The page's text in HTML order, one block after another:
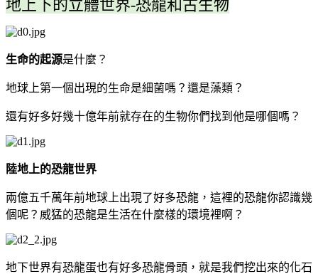
地上下的立體世界-恐龍和古生物
生命的起源是什麼？
地球上第一個出現的生命是細菌嗎？還是藻類？
還有好多好幾十億年前就存在的生物你們找到他是哪個嗎？
陸地上的恐龍世界
兩億五千萬年前地球上出現了好多恐龍，這裡的恐龍你認識幾
個呢？威猛的恐龍是生活在什麼樣的環境裡啊？
地下世界有恐龍蛋也有好多恐龍骨頭，就是我們挖出來的化石